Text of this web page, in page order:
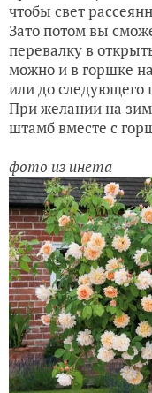
чтобы свет
Зато потом вы
перевалку в
можно и в горшке
или до следующего
При желании на
штамб вместе с
фото из инета